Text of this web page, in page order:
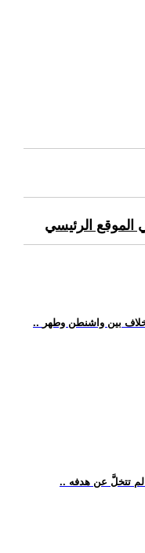
الموقع الرئيسي
بين واشنطن وطهر
لم تتخلَّ عن هدفه